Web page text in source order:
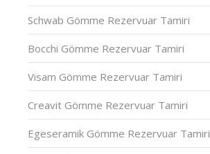
Schwab Gömme Rezervuar Tamiri
Bocchi Gömme Rezervuar Tamiri
Visam Gömme Rezervuar Tamiri
Creavit Gömme Rezervuar Tamiri
Egeseramik Gömme Rezervuar Tamiri